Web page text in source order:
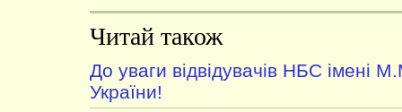
Читай також
До уваги відвідувачів НБС імені
України!